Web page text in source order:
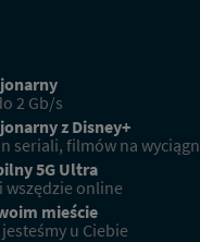
2 Gb/s
z Disney+
seriali, filmów na
5G Ultra
wszędzie online
mieście
u Ciebie